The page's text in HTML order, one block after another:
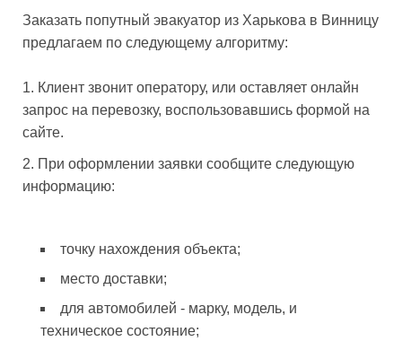
Заказать попутный эвакуатор из Харькова в Винницу
предлагаем по следующему алгоритму:
Клиент звонит оператору, или оставляет онлайн
запрос на перевозку, воспользовавшись формой на
сайте.
При оформлении заявки сообщите следующую
информацию:
точку нахождения объекта;
место доставки;
для автомобилей - марку, модель, и
техническое состояние;